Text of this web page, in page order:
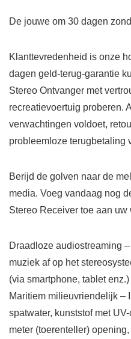
De jouwe om 30 dagen
Klanttevredenheid is onze
dagen geld-terug-garantie
Stereo Ontvanger met
recreatievoertuig proberen.
verwachtingen voldoet,
probleemloze terugbetaling
Berijd de golven naar de
media. Voeg vandaag nog
Stereo Receiver toe aan uw
Draadloze audiostreaming
muziek af op het
(via smartphone, tablet enz.)
Maritiem milieuvriendelijk –
spatwater, kunststof met
meter (toerenteller)